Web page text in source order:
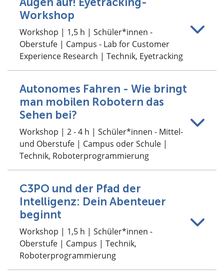
Workshop
Workshop | 1,5 h | Schüler*innen -
Oberstufe | Campus - Lab for Customer
Experience Research | Technik, Eyetracking
Autonomes Fahren - Wie bringt
man mobilen Robotern das
Sehen bei?
Workshop | 2 - 4 h | Schüler*innen - Mittel-
und Oberstufe | Campus oder Schule |
Technik, Roboterprogrammierung
C3PO und der Pfad der
Intelligenz: Dein Abenteuer
beginnt
Workshop | 1,5 h | Schüler*innen -
Oberstufe | Campus | Technik,
Roboterprogrammierung